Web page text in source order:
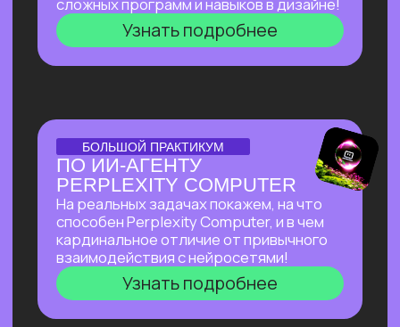
Узнать подробнее
АВТОМАТИЗАЦИИ НА N8N
Расскажем всепро сверхпопулярный
инструмент, бесплатнои без каких-
либо проблем работающий в РФ.
Соберем видео-контент-завод
с помощью n8n и Veo 3, который
в режиме реального времени
создаеттрендовые видео на основе
текстового описания.
Узнать подробнее